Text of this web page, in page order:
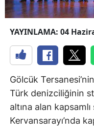
YAYINLAMA: 04
Gölcük
Türk denizciliğinin
altına alan
Kervansarayı’nda